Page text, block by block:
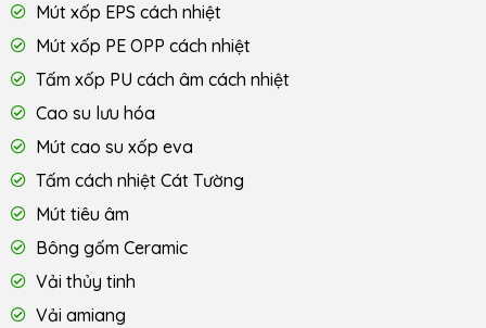
Mút xốp EPS cách nhiệt
Mút xốp PE OPP cách nhiệt
Tấm xốp PU cách âm cách nhiệt
Cao su lưu hóa
Mút cao su xốp eva
Tấm cách nhiệt Cát Tường
Mút tiêu âm
Bông gốm Ceramic
Vải thủy tinh
Vải amiang